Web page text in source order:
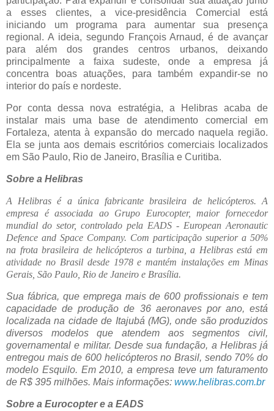
a esses clientes, a vice-presidência Comercial está
iniciando um programa para aumentar sua presença
regional. A ideia, segundo François Arnaud, é de avançar
para além dos grandes centros urbanos, deixando
principalmente a faixa sudeste, onde a empresa já
concentra boas atuações, para também expandir-se no
interior do país e nordeste.
Por conta dessa nova estratégia, a Helibras acaba de
instalar mais uma base de atendimento comercial em
Fortaleza, atenta à expansão do mercado naquela região.
Ela se junta aos demais escritórios comerciais localizados
em São Paulo, Rio de Janeiro, Brasília e Curitiba.
Sobre a Helibras
A Helibras é a única fabricante brasileira de helicópteros. A
empresa é associada ao Grupo Eurocopter, maior fornecedor
mundial do setor, controlado pela EADS - European Aeronautic
Defence and Space Company. Com participação superior a 50%
na frota brasileira de helicópteros a turbina, a Helibras está em
atividade no Brasil desde 1978 e mantém instalações em Minas
Gerais, São Paulo, Rio de Janeiro e Brasília.
Sua fábrica, que emprega mais de 600 profissionais e tem
capacidade de produção de 36 aeronaves por ano, está
localizada na cidade de Itajubá (MG), onde são produzidos
diversos modelos que atendem aos segmentos civil,
governamental e militar. Desde sua fundação, a Helibras já
entregou mais de 600 helicópteros no Brasil, sendo 70% do
modelo Esquilo. Em 2010, a empresa teve um faturamento
de R$ 395 milhões. Mais informações: www.helibras.com.br
Sobre a Eurocopter e a EADS